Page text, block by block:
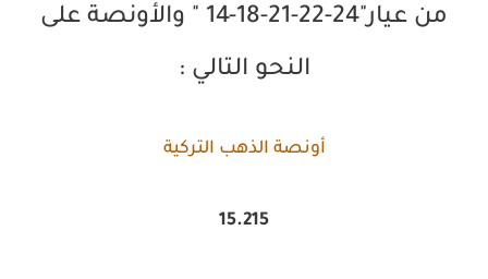
من عيار"24-22-21-18-14 " والأونصة على
النحو التالي :
أونصة الذهب التركية
15.215